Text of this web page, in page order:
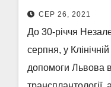
СЕР 26, 2021
До 30-річчя
серпня, у
допомоги Львова